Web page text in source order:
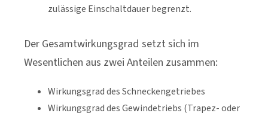
zulässige Einschaltdauer begrenzt.
Der Gesamtwirkungsgrad setzt sich im
Wesentlichen aus zwei Anteilen zusammen:
Wirkungsgrad des Schneckengetriebes
Wirkungsgrad des Gewindetriebs (Trapez- oder